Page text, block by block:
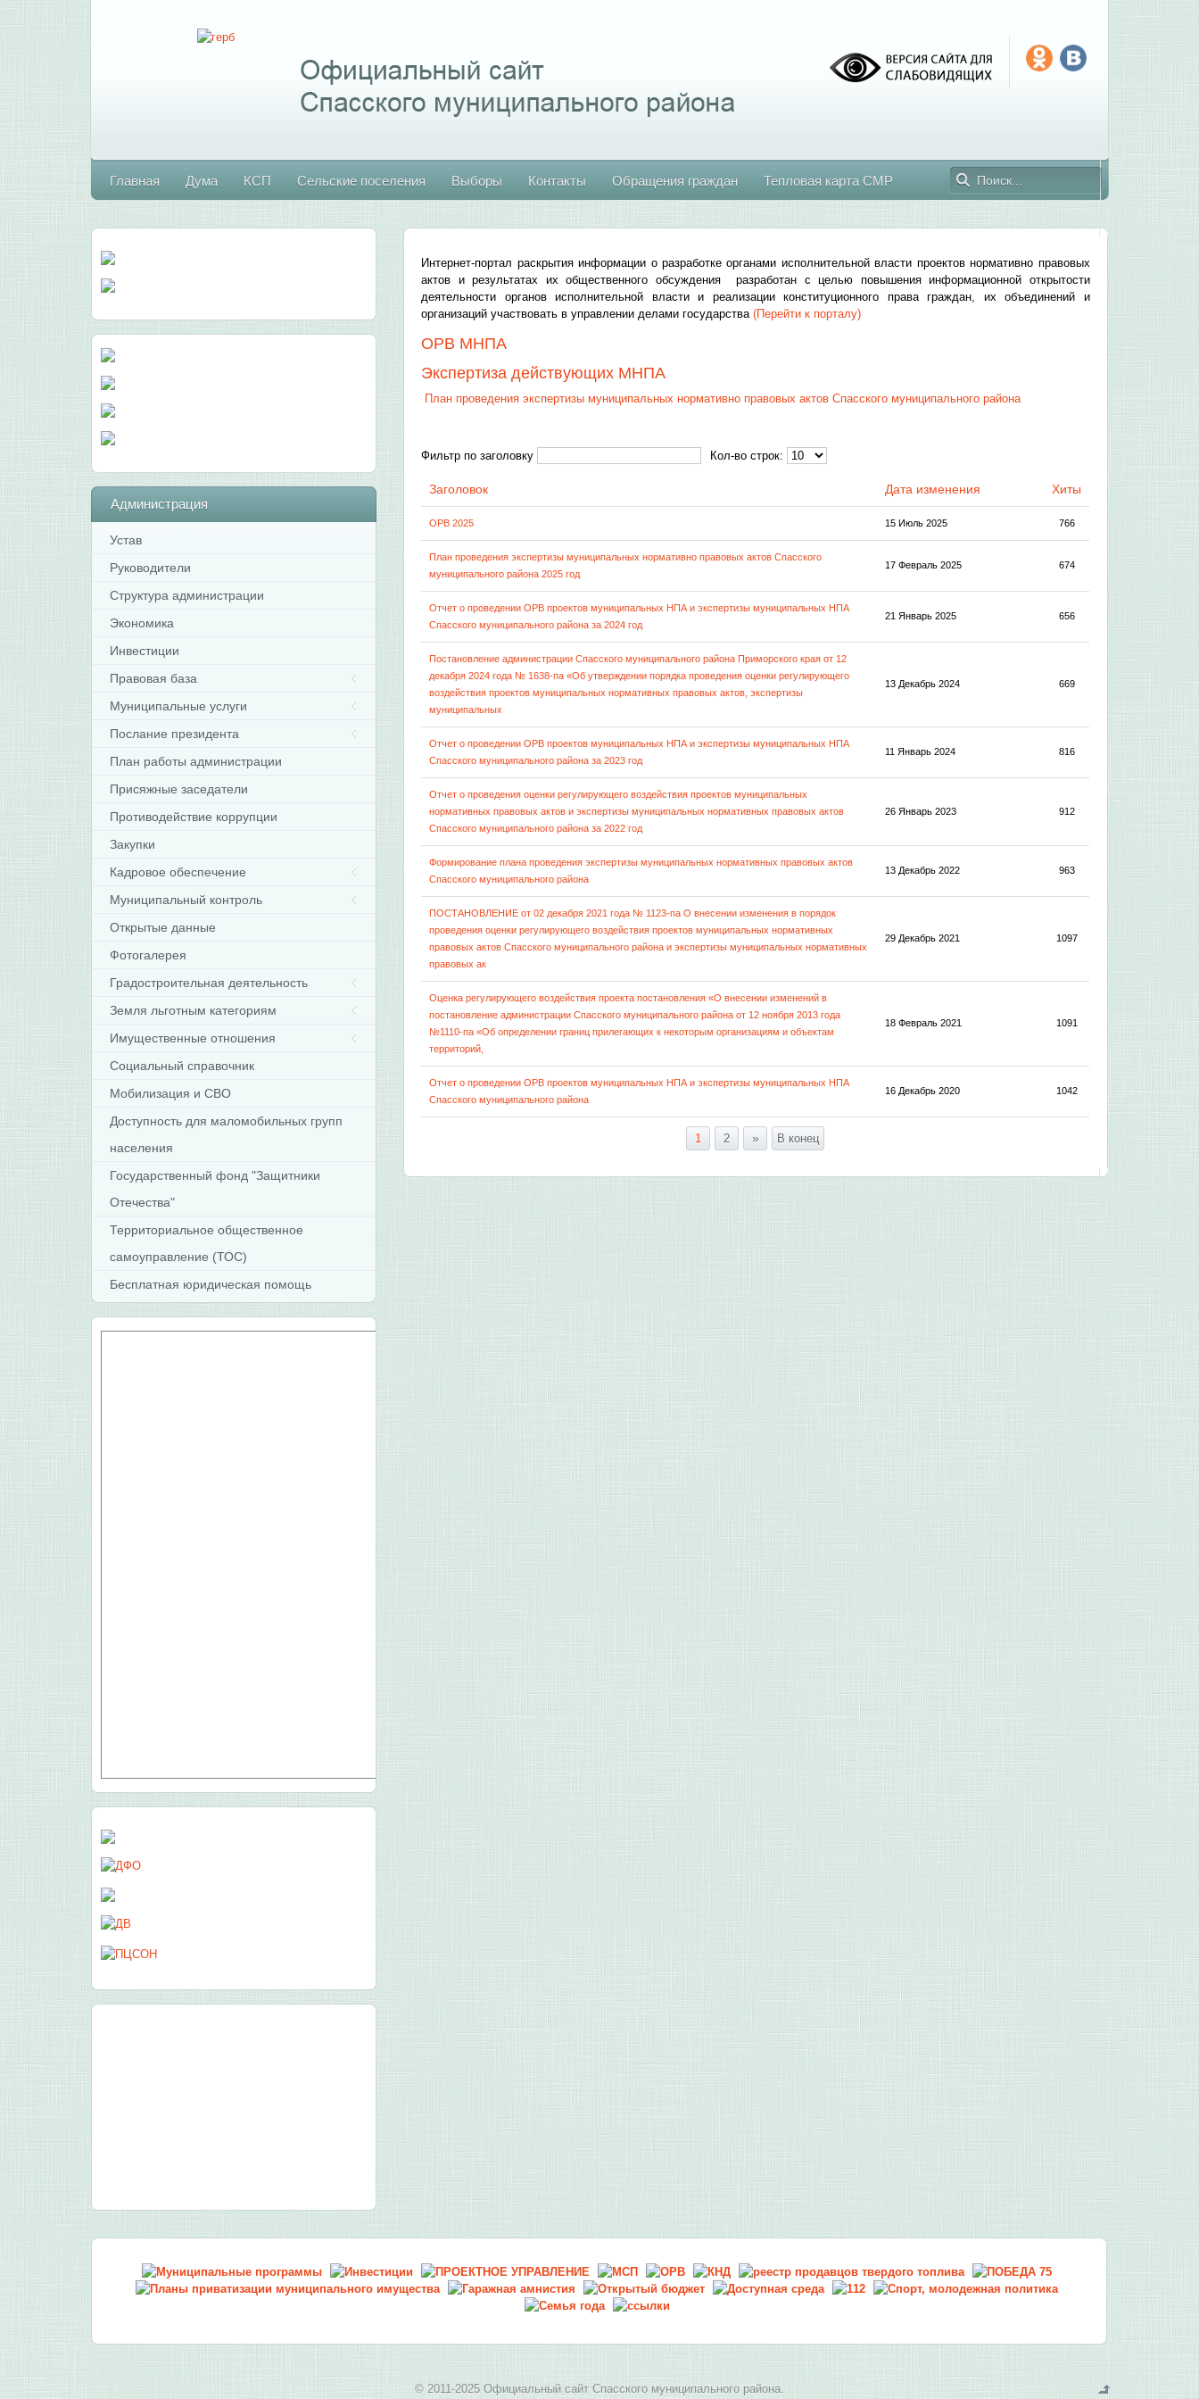
Главная Дума КСП Сельские поселения Выборы Контакты Обращения граждан Тепловая карта СМР
Интернет-портал раскрытия информации о разработке органами исполнительной власти проектов нормативно правовых
актов и результатах их общественного обсуждения разработан с целью повышения информационной открытости
деятельности органов исполнительной власти и реализации конституционного права граждан, их объединений и
организаций участвовать в управлении делами государства(Перейти к порталу)
ОРВ МНПА
Экспертиза действующих МНПА
План проведения экспертизы муниципальных нормативно правовых актов Спасского муниципального района
Фильтр по заголовку Кол-во строк:
Заголовок Дата изменения Хиты
ОРВ 2025 15 Июль 2025 766
План проведения экспертизы муниципальных нормативно правовых актов Спасского
муниципального района 2025 год
17 Февраль 2025 674
Отчет о проведении ОРВ проектов муниципальных НПА и экспертизы муниципальных НПА
Спасского муниципального района за 2024 год
21 Январь 2025 656
Постановление администрации Спасского муниципального района Приморского края от 12
декабря 2024 года № 1638-па «Об утверждении порядка проведения оценки регулирующего
воздействия проектов муниципальных нормативных правовых актов, экспертизы
муниципальных
13 Декабрь 2024 669
Отчет о проведении ОРВ проектов муниципальных НПА и экспертизы муниципальных НПА
Спасского муниципального района за 2023 год
11 Январь 2024 816
Отчет о проведения оценки регулирующего воздействия проектов муниципальных
нормативных правовых актов и экспертизы муниципальных нормативных правовых актов
Спасского муниципального района за 2022 год
26 Январь 2023 912
Формирование плана проведения экспертизы муниципальных нормативных правовых актов
Спасского муниципального района
13 Декабрь 2022 963
ПОСТАНОВЛЕНИЕ от 02 декабря 2021 года № 1123-па О внесении изменения в порядок
проведения оценки регулирующего воздействия проектов муниципальных нормативных
правовых актов Спасского муниципального района и экспертизы муниципальных нормативных
правовых ак
29 Декабрь 2021 1097
Оценка регулирующего воздействия проекта постановления «О внесении изменений в
постановление администрации Спасского муниципального района от 12 ноября 2013 года
№1110-па «Об определении границ прилегающих к некоторым организациям и объектам
территорий,
18 Февраль 2021 1091
Отчет о проведении ОРВ проектов муниципальных НПА и экспертизы муниципальных НПА
Спасского муниципального района
16 Декабрь 2020 1042
1 2 » В конец
Администрация
Устав
Руководители
Структура администрации
Экономика
Инвестиции
Правовая база
Муниципальные услуги
Послание президента
План работы администрации
Присяжные заседатели
Противодействие коррупции
Закупки
Кадровое обеспечение
Муниципальный контроль
Открытые данные
Фотогалерея
Градостроительная деятельность
Земля льготным категориям
Имущественные отношения
Социальный справочник
Мобилизация и СВО
Доступность для маломобильных групп
населения
Государственный фонд "Защитники
Отечества"
Территориальное общественное
самоуправление (ТОС)
Бесплатная юридическая помощь
© 2011-2025 Официальный сайт Спасского муниципального района.